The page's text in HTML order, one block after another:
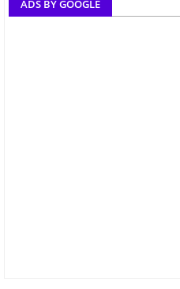
ADS BY GOOGLE